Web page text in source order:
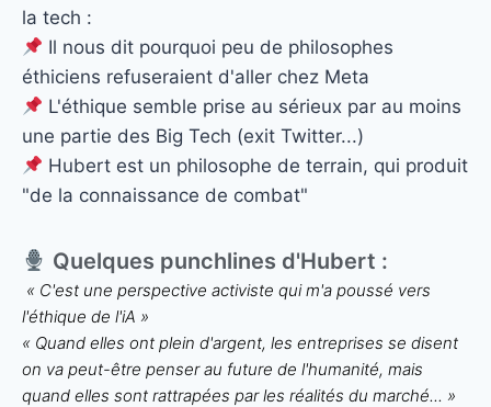
la tech :
Il nous dit pourquoi peu de philosophes
éthiciens refuseraient d'aller chez Meta
L'éthique semble prise au sérieux par au moins
une partie des Big Tech (exit Twitter...)
Hubert est un philosophe de terrain, qui produit
"de la connaissance de combat"
Quelques punchlines d'Hubert :
« C'est une perspective activiste qui m'a poussé vers
l'éthique de l'iA »
« Quand elles ont plein d'argent, les entreprises se disent
on va peut-être penser au future de l'humanité, mais
quand elles sont rattrapées par les réalités du marché... »